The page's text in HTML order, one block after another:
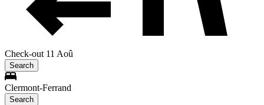
Check-out 11 Aoû
Search
Clermont-Ferrand
Search